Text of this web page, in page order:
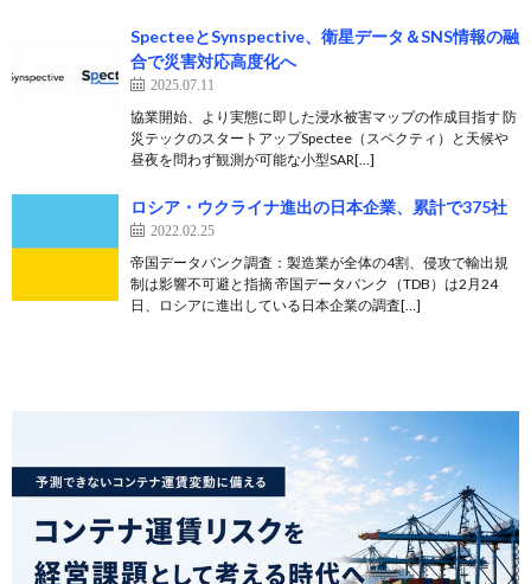
SpecteeとSynspective、衛星データ＆SNS情報の融
合で災害対応高度化へ
2025.07.11
協業開始、より実態に即した浸水被害マップの作成目指す 防
災テックのスタートアップSpectee（スペクティ）と天候や
昼夜を問わず観測が可能な小型SAR[…]
ロシア・ウクライナ進出の日本企業、累計で375社
2022.02.25
帝国データバンク調査：製造業が全体の4割、侵攻で輸出規
制は影響不可避と指摘 帝国データバンク（TDB）は2月24
日、ロシアに進出している日本企業の調査[…]